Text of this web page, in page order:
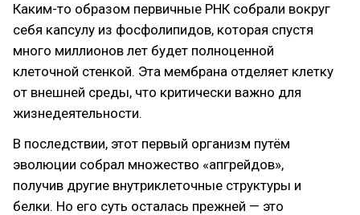
Каким-то образом первичные РНК собрали вокруг
себя капсулу из фосфолипидов, которая спустя
много миллионов лет будет полноценной
клеточной стенкой. Эта мембрана отделяет клетку
от внешней среды, что критически важно для
жизнедеятельности.
В последствии, этот первый организм путём
эволюции собрал множество «апгрейдов»,
получив другие внутриклеточные структуры и
белки. Но его суть осталась прежней — это